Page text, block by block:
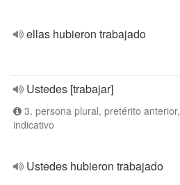
ellas hubieron trabajado
Ustedes [trabajar]
3. persona plural, pretérito anterior,
indicativo
Ustedes hubieron trabajado